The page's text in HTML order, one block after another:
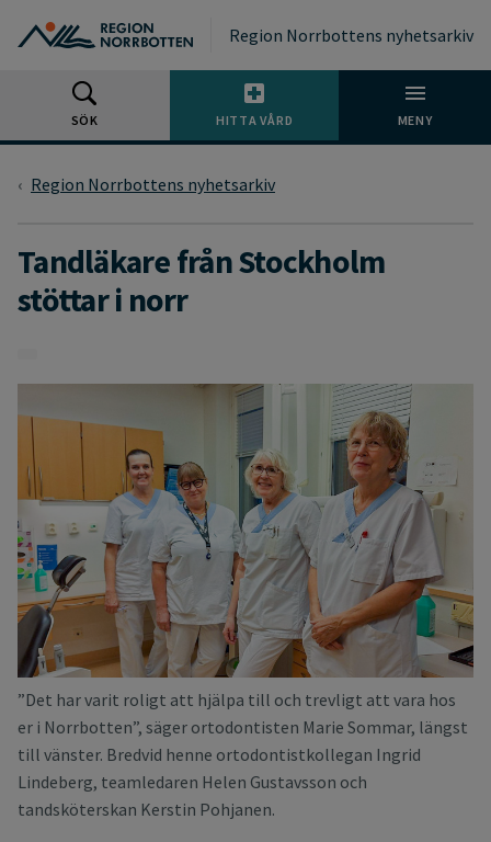
Region Norrbottens nyhetsarkiv
SÖK HITTA VÅRD MENY
Region Norrbottens nyhetsarkiv
Tandläkare från Stockholm
stöttar i norr
”Det har varit roligt att hjälpa till och trevligt att vara hos
er i Norrbotten”, säger ortodontisten Marie Sommar, längst
till vänster. Bredvid henne ortodontistkollegan Ingrid
Lindeberg, teamledaren Helen Gustavsson och
tandsköterskan Kerstin Pohjanen.